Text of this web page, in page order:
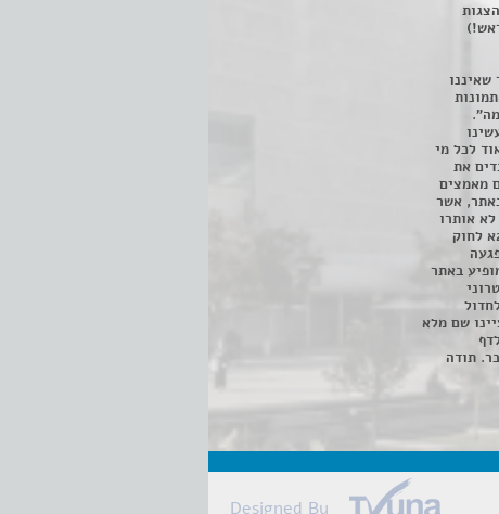
חדר הצפייה מרווח ובו ניתן לצפות ב- 400 הצגות
שאיננו
לכל מי
את
מאמצים
אשר
לא אותרו
בעלי הזכויות, השימוש נעשה על פי סעיף 27א לחוק
נפגעה
באתר
שם מלא
תודה
Designed By